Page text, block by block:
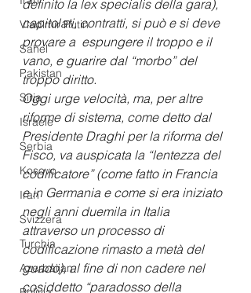
Vladimir Putin
Sahel
Pakistan
Siria
Israele
Serbia
Kosovo
Iran
Svizzera
Turchia
Azerbaijan
definito la lex specialis della gara),
capitolati, contratti, si può e si deve
provare a  espungere il troppo e il
vano, e guarire dal “morbo” del
troppo diritto.
Oggi urge velocità, ma, per altre
riforme di sistema, come detto dal
Presidente Draghi per la riforma del
Fisco, va auspicata la “lentezza del
codificatore” (come fatto in Francia
e in Germania e come si era iniziato
negli anni duemila in Italia
attraverso un processo di
codificazione rimasto a metà del
guado), al fine di non cadere nel
cosiddetto “paradosso della